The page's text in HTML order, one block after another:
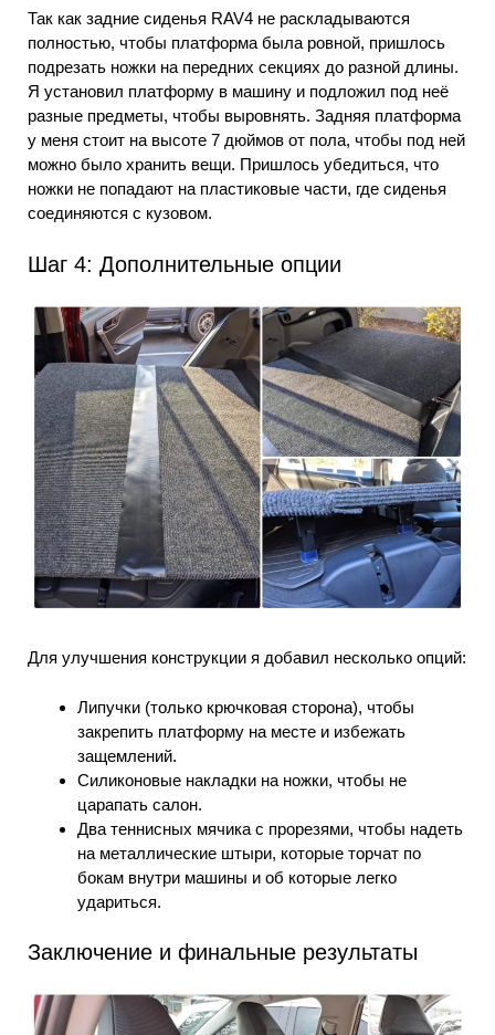
Так как задние сиденья RAV4 не раскладываются
полностью, чтобы платформа была ровной, пришлось
подрезать ножки на передних секциях до разной длины.
Я установил платформу в машину и подложил под неё
разные предметы, чтобы выровнять. Задняя платформа
у меня стоит на высоте 7 дюймов от пола, чтобы под ней
можно было хранить вещи. Пришлось убедиться, что
ножки не попадают на пластиковые части, где сиденья
соединяются с кузовом.
Шаг 4: Дополнительные опции
Для улучшения конструкции я добавил несколько опций:
Липучки (только крючковая сторона), чтобы
закрепить платформу на месте и избежать
защемлений.
Силиконовые накладки на ножки, чтобы не
царапать салон.
Два теннисных мячика с прорезями, чтобы надеть
на металлические штыри, которые торчат по
бокам внутри машины и об которые легко
удариться.
Заключение и финальные результаты